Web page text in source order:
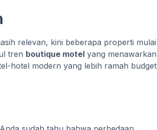
relevan, kini beberapa properti mulai
tren boutique motel yang menawarkan
hotel modern yang lebih ramah budget